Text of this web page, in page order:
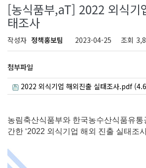
[농식품부,aT] 2022 외식기
태조사
작성자 정책홍보팀 2023-04-25 조회
첨부파일
2022 외식기업 해외진출 실태조사.pdf
농림축산식품부와 한국농수산식품유통
간한 ‘2022 외식기업 해외 진출 실태조